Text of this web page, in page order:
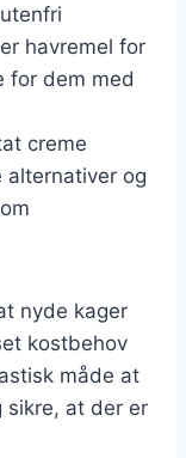
havremel for
for dem med
creme
alternativer og
nyde kager
kostbehov
måde at
sikre, at der er